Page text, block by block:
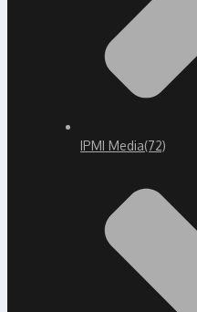
IPMI Media(72)